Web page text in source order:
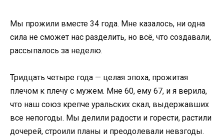
Мы прожили вместе 34 года. Мне казалось, ни одна
сила не сможет нас разделить, но всё, что создавали,
рассыпалось за неделю.
Тридцать четыре года — целая эпоха, прожитая
плечом к плечу с мужем. Мне 60, ему 67, и я верила,
что наш союз крепче уральских скал, выдержавших
все непогоды. Мы делили радости и горести, растили
дочерей, строили планы и преодолевали невзгоды.